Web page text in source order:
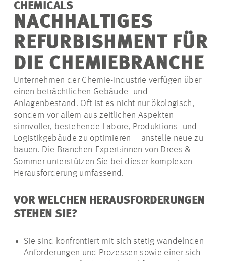
IM FOKUS
KARRIERE
PROJEKTE
KONTAKT
CHEMICALS
NACHHALTIGES
REFURBISHMENT FÜR
DIE CHEMIEBRANCHE
Unternehmen der Chemie-Industrie verfügen über
einen beträchtlichen Gebäude- und
Anlagenbestand. Oft ist es nicht nur ökologisch,
sondern vor allem aus zeitlichen Aspekten
sinnvoller, bestehende Labore, Produktions- und
Logistikgebäude zu optimieren – anstelle neue zu
bauen. Die Branchen-Expert:innen von Drees &
Sommer unterstützen Sie bei dieser komplexen
Herausforderung umfassend.
VOR WELCHEN HERAUSFORDERUNGEN
STEHEN SIE?
Sie sind konfrontiert mit sich stetig wandelnden
Anforderungen und Prozessen sowie einer sich